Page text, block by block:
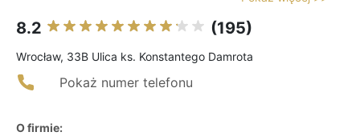
8.2 (195)
Wrocław, 33B Ulica ks. Konstantego Damrota
Pokaż numer telefonu
O firmie: